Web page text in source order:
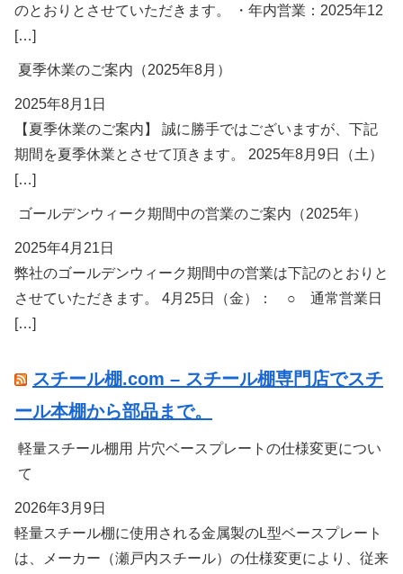
のとおりとさせていただきます。 ・年内営業：2025年12
[…]
夏季休業のご案内（2025年8月）
2025年8月1日
【夏季休業のご案内】 誠に勝手ではございますが、下記
期間を夏季休業とさせて頂きます。 2025年8月9日（土）
[…]
ゴールデンウィーク期間中の営業のご案内（2025年）
2025年4月21日
弊社のゴールデンウィーク期間中の営業は下記のとおりと
させていただきます。 4月25日（金）： ○ 通常営業日
[…]
スチール棚.com – スチール棚専門店でスチ
ール本棚から部品まで。
軽量スチール棚用 片穴ベースプレートの仕様変更につい
て
2026年3月9日
軽量スチール棚に使用される金属製のL型ベースプレート
は、メーカー（瀬戸内スチール）の仕様変更により、従来